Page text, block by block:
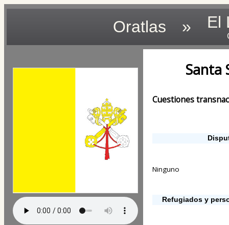
Oratlas » El
Santa
Cuestiones
Ninguno
Refugiados y